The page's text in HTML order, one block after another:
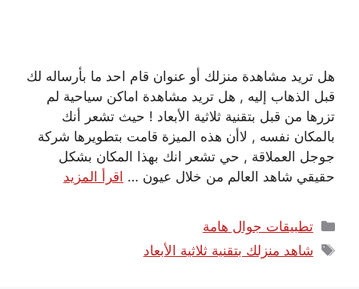
هل تريد مشاهدة منزلك أو عنوان قام احد ما بأرساله لك
قبل الذهاب إليه , هل تريد مشاهدة اماكن سياحية لم
تزرها من قبل بتقنية ثلاثية الأبعاد ! حيث تشعر أنك
بالمكان نفسه , لاأن هذه الميزة قامت بتطويرها شركة
جوجل العملاقة , حي تشعر انك بهذا المكان بشكل
حقيقي شاهد العالم من خلال عيون … اقرأ المزيد
التصنيفات
تطبيقات جوال هامة
الوسوم
شاهد منزلك بتقنية ثلاثية الأبعاد